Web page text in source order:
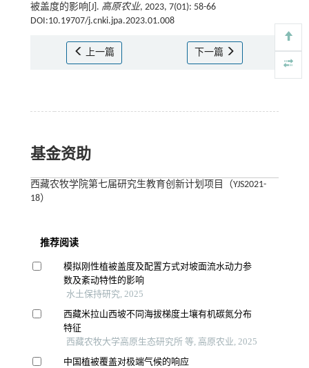
被盖度的影响[J]. 高原农业, 2023, 7(01): 58-66
DOI:10.19707/j.cnki.jpa.2023.01.008
上一篇 下一篇
基金资助
西藏农牧学院第七届研究生教育创新计划项目（YJS2021-
18）